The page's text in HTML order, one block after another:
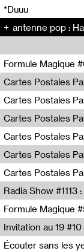
*Duuu
antenne pop : Harilay
Formule Magique
Nathalie
Cartes Postales
Zoé Leroux
Cartes Postales
Aurore Portales
Cartes Postales
Mathias Dupaquier
Cartes Postales
Raymond Engramer
Cartes Postales
Sarah Banville
Cartes Postales
Mateo Cuin
Wave Farm
Formule Magique
Nathalie Lacroix
Invitation au 19
19, CRAC
Écouter sans les
00
00